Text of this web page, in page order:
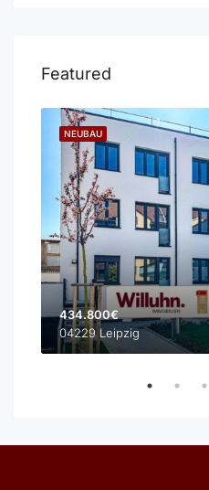
Featured
NEUBAU
434.800€
04229 Leipzig